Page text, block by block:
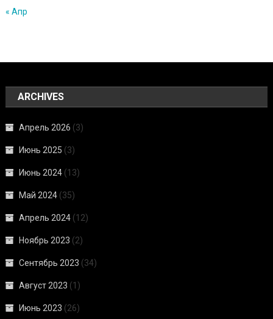
« Апр
ARCHIVES
Апрель 2026 (3)
Июнь 2025 (3)
Июнь 2024 (13)
Май 2024 (35)
Апрель 2024 (12)
Ноябрь 2023 (2)
Сентябрь 2023 (34)
Август 2023 (1)
Июнь 2023 (26)